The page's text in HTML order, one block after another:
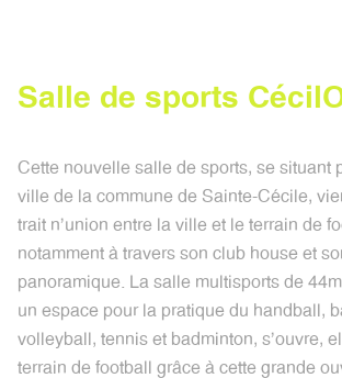
Sa e de sports Céci
Cette nouvelle salle de sports, se situant
ville de la commune de Sainte-Cécile,
trait n'union entre la ville et le terrain de
notamment à travers son club house et
panoramique. La salle multisports de
un espace pour la pratique du handball,
volleyball, tennis et badminton, s'ouvre,
terrain de football grâce à cette grande